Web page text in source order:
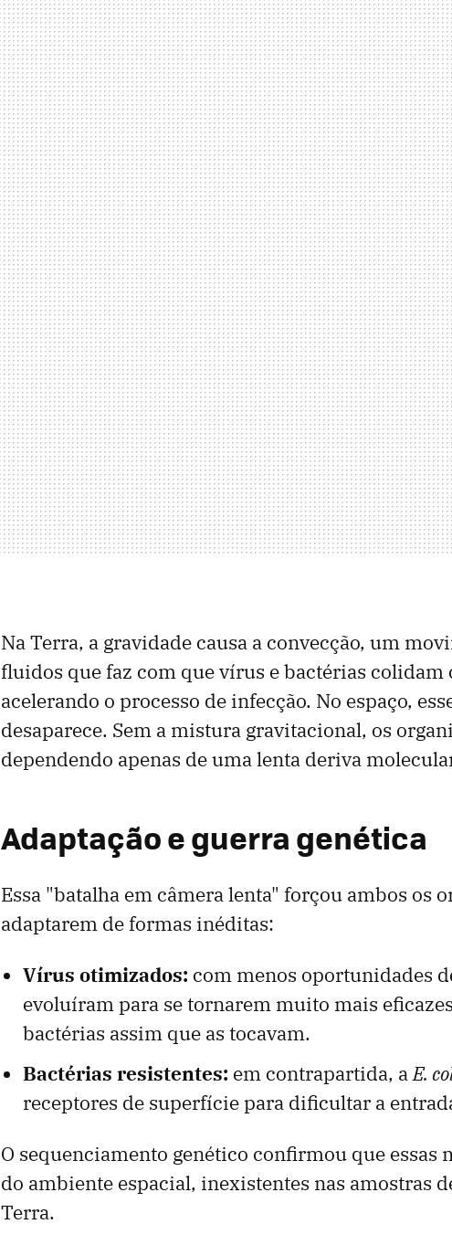
Na Terra, a gravidade causa a convecção, um
fluidos que faz com que vírus e bactérias colidam
acelerando o processo de infecção. No espaço,
desaparece. Sem a mistura gravitacional, os
dependendo apenas de uma lenta deriva
Adaptação e guerra genética
Essa "batalha em câmera lenta" forçou ambos os
adaptarem de formas inéditas:
Vírus otimizados: com menos oportunidades
evoluíram para se tornarem muito mais
bactérias assim que as tocavam.
Bactérias resistentes: em contrapartida, aE.
receptores de superfície para dificultar a
O sequenciamento genético confirmou que essas
do ambiente espacial, inexistentes nas amostras
Terra.